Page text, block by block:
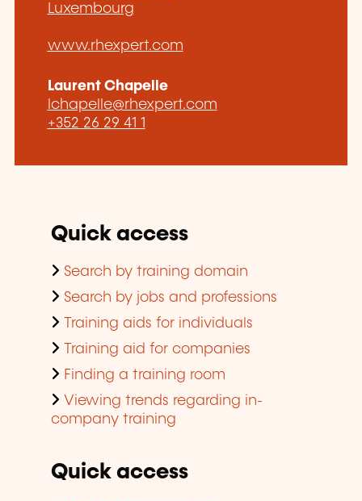
Luxembourg
www.rhexpert.com
Laurent Chapelle
lchapelle@rhexpert.com
+352 26 29 41 1
Quick access
Search by training domain
Search by jobs and professions
Training aids for individuals
Training aid for companies
Finding a training room
Viewing trends regarding in-
company training
Quick access